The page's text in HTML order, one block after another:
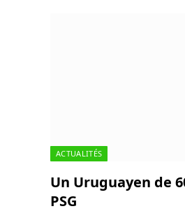
ACTUALITÉS
Un Uruguayen de
PSG